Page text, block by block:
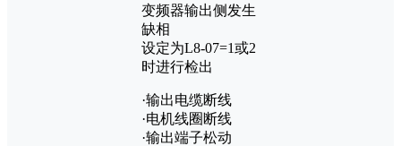
变频器输出侧发生
缺相
设定为L8-07=1或2
时进行检出
·输出电缆断线
·电机线圈断线
·输出端子松动